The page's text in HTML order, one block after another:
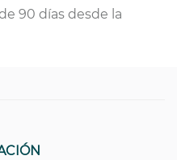
90 días desde la